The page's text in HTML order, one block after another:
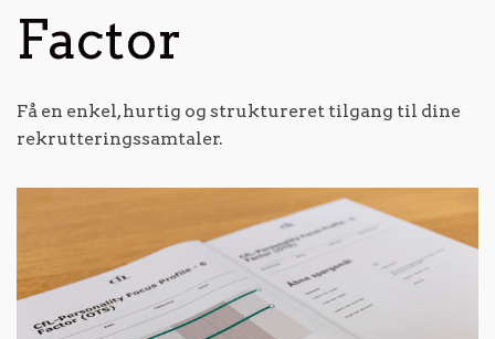
Factor
Få en enkel, hurtig og struktureret tilgang til dine
rekrutteringssamtaler.